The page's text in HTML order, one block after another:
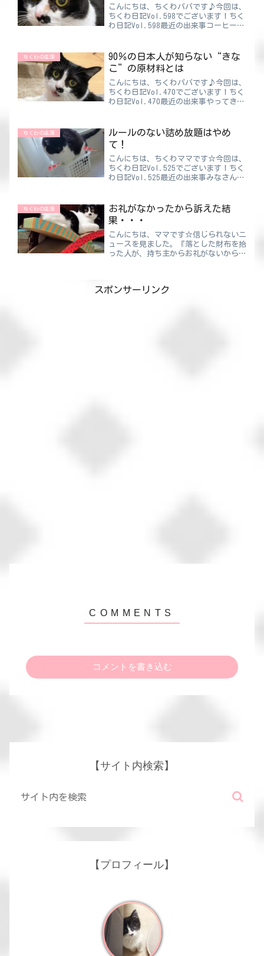
こんにちは、ちくわパパです♪今回は、
ちくわ日記Vol.598でございます！ちく
わ日記Vol.598最近の出来事コーヒーに
ではフレッシュ、あとクリープと呼ぶ地
域もあるとか...
ちくわの生活
90％の日本人が知らない“きな
こ”の原材料とは
こんにちは、ちくわパパです♪今回は、
ちくわ日記Vol.470でございます！ちく
わ日記Vol.470最近の出来事やってきま
も関わらずお餅を食べ始めているとい
う、時代を先取...
ちくわの生活
ルールのない詰め放題はやめ
て！
こんにちは、ちくわママです☆今回は、
ちくわ日記Vol.525でございます！ちく
わ日記Vol.525最近の出来事みなさんは
うな物もありますが“詰め放題”ってワ
ードだけで何...
ちくわの生活
お礼がなかったから訴えた結
果・・・
こんにちは、ママです☆信じられないニ
ュースを見ました。『落とした財布を拾
った人が、持ち主からお礼がないから訴
通りの意味でした。事の経緯...
スポンサーリンク
コメントを書き込む
【サイト内検索】
【プロフィール】